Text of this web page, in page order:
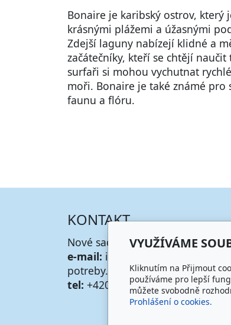
Bonaire je karibský ostrov,
krásnými plážemi a úžasnými
Zdejší laguny nabízejí klidné a
začátečníky, kteří se chtějí
surfaři si mohou vychutnat
moři. Bonaire je také známé
faunu a flóru.
KONTAKT
Nové sady 18., 602 00 Brno
e-mail: info@vodacke-
potreby.inpage.cz
tel: +420 123456789
VYUŽÍVÁME
Kliknutím na Přijmout
používáme pro lepší
můžete svobodně
Prohlášení o cookies.